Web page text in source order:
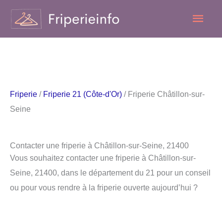
contenu
Friperie / Friperie 21 (Côte-d'Or) / Friperie Châtillon-sur-
Seine
Contacter une friperie à Châtillon-sur-Seine, 21400
Vous souhaitez contacter une friperie à Châtillon-sur-
Seine, 21400, dans le département du 21 pour un conseil
ou pour vous rendre à la friperie ouverte aujourd’hui ?